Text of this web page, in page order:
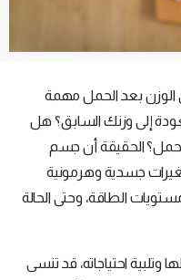
الوزن بعد الحمل مهمة
إلى وزنك السابق؟ هل
الحقيقة أن جسم
جسدية وهرمونية
الطاقة، وحتى الحالة
وتلبية احتياجاته، قد تنسى